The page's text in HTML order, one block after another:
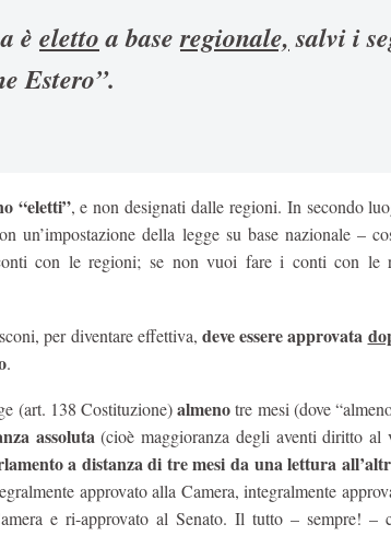
è elettoa baseregionale, salvi i
Estero”.
“eletti”, e non designati dalle regioni. In secondo
un’impostazione della legge su base nazionale –
con le regioni; se non vuoi fare i conti con le
per diventare effettiva, deve essere approvata
.
(art. 138 Costituzione)almenotre mesi (dove
assoluta (cioè maggioranza degli aventi diritto
a distanza di tre mesi da una lettura
approvato alla Camera, integralmente
e ri-approvato al Senato. Il tutto – sempre! –